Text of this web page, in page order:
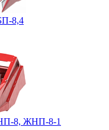
8,4
8, ЖНП-8-1